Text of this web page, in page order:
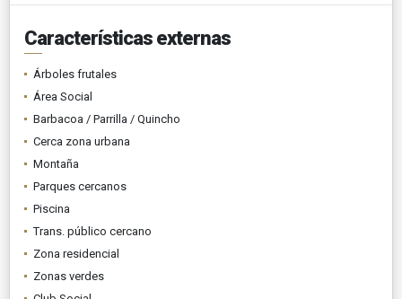
Características externas
Árboles frutales
Área Social
Barbacoa / Parrilla / Quincho
Cerca zona urbana
Montaña
Parques cercanos
Piscina
Trans. público cercano
Zona residencial
Zonas verdes